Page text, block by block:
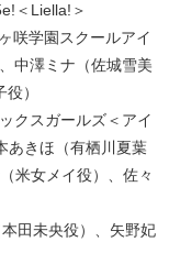
＜Liella!＞
咲学園スクールアイ
中澤ミナ（佐城雪美
）
クスガールズ＜アイ
あきほ（有栖川夏葉
米女メイ役）、佐々
田未央役）、矢野妃